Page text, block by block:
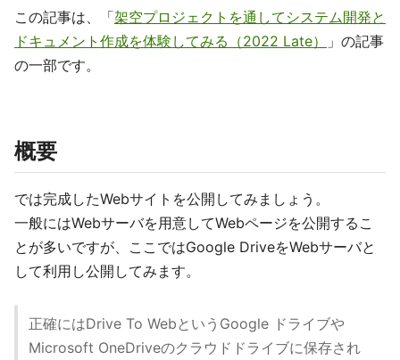
この記事は、「架空プロジェクトを通してシステム開発と
ドキュメント作成を体験してみる（2022 Late）
」の記事
の一部です。
概要
では完成したWebサイトを公開してみましょう。
一般にはWebサーバを用意してWebページを公開するこ
とが多いですが、ここではGoogle DriveをWebサーバと
して利用し公開してみます。
正確にはDrive To WebというGoogle ドライブや
Microsoft OneDriveのクラウドドライブに保存され